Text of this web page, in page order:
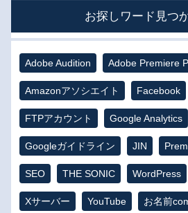
お探しワード見つ
Adobe Audition Adobe Premiere
Amazonアソシエイト Facebook
FTPアカウント Google Analytics
Googleガイドライン JIN
SEO THE SONIC WordPress
Xサーバー YouTube お名前